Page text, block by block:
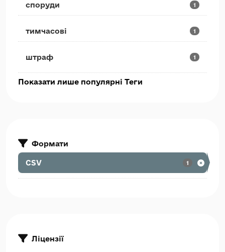
споруди 1
тимчасові 1
штраф 1
Показати лише популярні Теги
Формати
CSV 1
Ліцензії